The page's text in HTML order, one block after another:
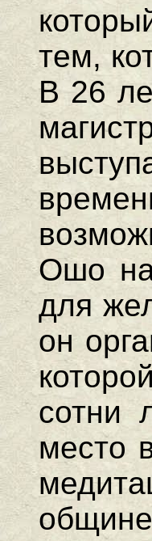
тем,
В 26
Ошо
для
он
сотни
место